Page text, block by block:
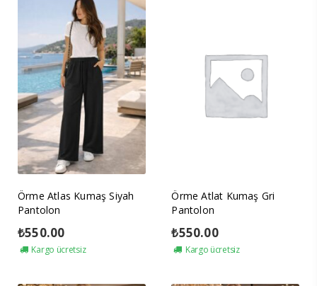
Örme Atlas Kumaş Siyah
Pantolon
₺550.00
Kargo ücretsiz
Örme Atlat Kumaş Gri
Pantolon
₺550.00
Kargo ücretsiz